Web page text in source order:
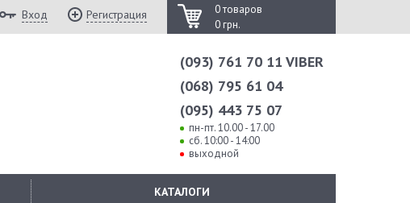
0 товаров
0 грн.
Вход Регистрация
(093) 761 70 11 VIBER
(068) 795 61 04
(095) 443 75 07
пн-пт. 10.00 - 17.00
сб. 10:00 - 14:00
выходной
КАТАЛОГИ